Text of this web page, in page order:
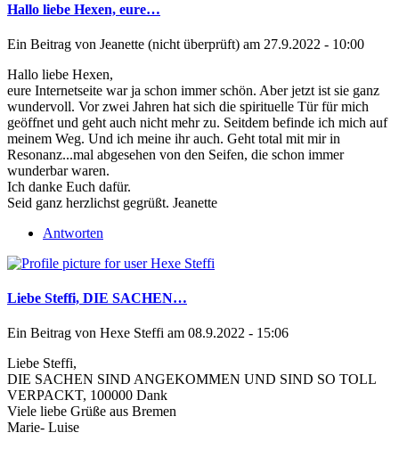
Hallo liebe Hexen, eure…
Ein Beitrag von Jeanette (nicht überprüft) am 27.9.2022 - 10:00
Hallo liebe Hexen,
eure Internetseite war ja schon immer schön. Aber jetzt ist sie ganz
wundervoll. Vor zwei Jahren hat sich die spirituelle Tür für mich
geöffnet und geht auch nicht mehr zu. Seitdem befinde ich mich auf
meinem Weg. Und ich meine ihr auch. Geht total mit mir in
Resonanz...mal abgesehen von den Seifen, die schon immer
wunderbar waren.
Ich danke Euch dafür.
Seid ganz herzlichst gegrüßt. Jeanette
Antworten
Liebe Steffi, DIE SACHEN…
Ein Beitrag von Hexe Steffi am 08.9.2022 - 15:06
Liebe Steffi,
DIE SACHEN SIND ANGEKOMMEN UND SIND SO TOLL
VERPACKT, 100000 Dank
Viele liebe Grüße aus Bremen
Marie- Luise